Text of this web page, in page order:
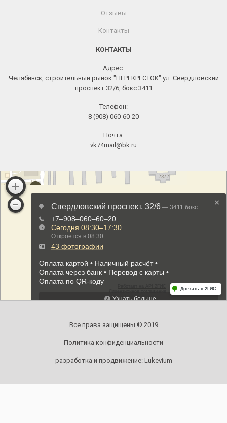
Отзывы
Контакты
КОНТАКТЫ
Адрес:
Челябинск, строительный рынок "ПЕРЕКРЕСТОК" ул. Свердловский
проспект 32/6, бокс 3411
Телефон:
8 (908) 060-60-20
Почта:
vk74mail@bk.ru
Все права защищены © 2019
Политика конфиденциальности
разработка и продвижение: Lukevium